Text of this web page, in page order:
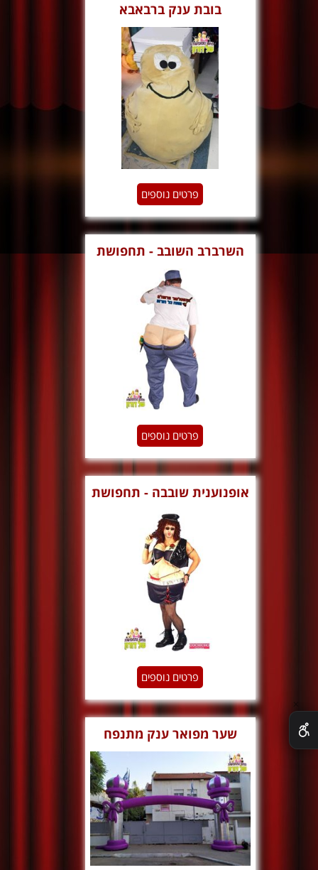
בובת ענק ברבאבא
פרטים נוספים
השרברב השובב - תחפושת
גימיק
פרטים נוספים
אופנוענית שובבה - תחפושת
גימיק
פרטים נוספים
שער מפואר ענק מתנפח